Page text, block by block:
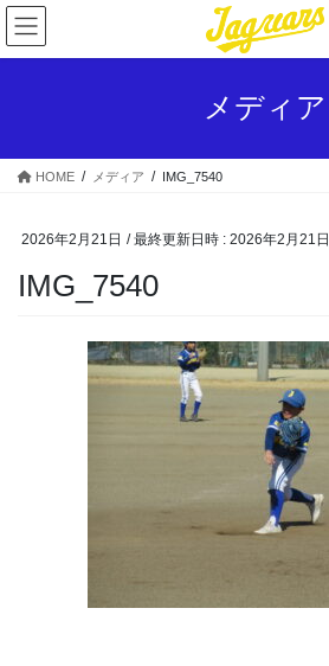
コ
ン
テ
ス
ナ
ビ
ゲ
ン
メディア
HOME メディア IMG_7540
2026年2月21日 / 最終更新日時 : 2026年2月21日
IMG_7540